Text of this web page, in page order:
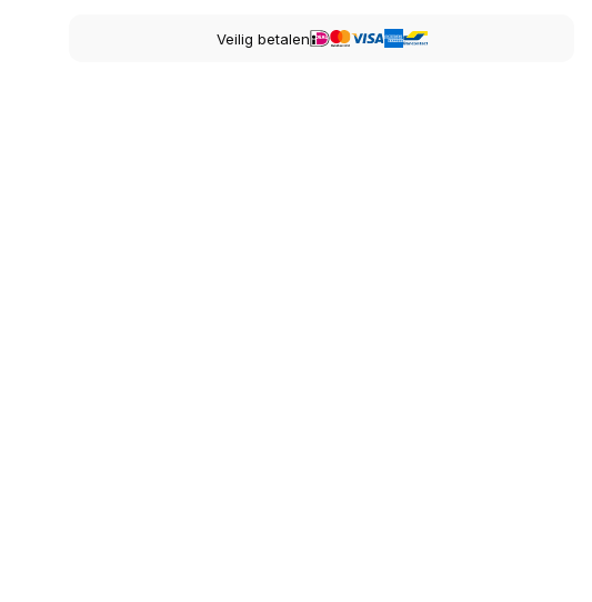
Veilig betalen